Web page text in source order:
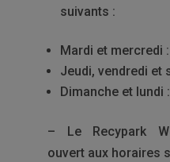
suivants :
Mardi et mercredi
Jeudi, vendredi et
Dimanche et lundi
– Le Recypark
ouvert aux horaires